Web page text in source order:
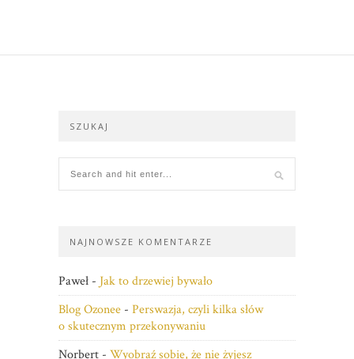
SZUKAJ
NAJNOWSZE KOMENTARZE
Paweł - Jak to drzewiej bywało
Blog Ozonee - Perswazja, czyli kilka słów
o skutecznym przekonywaniu
Norbert - Wyobraź sobie, że nie żyjesz